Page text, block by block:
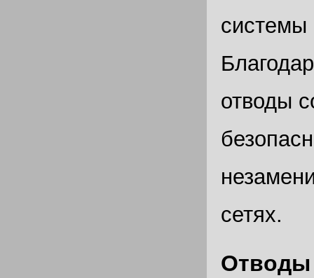
системы
отводы
сетях.
Отводы